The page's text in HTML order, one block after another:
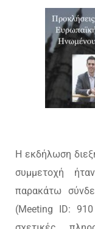
Η εκδήλωση
συμμετοχή
παρακάτω
(Meeting ID: